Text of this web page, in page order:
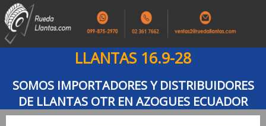
LLANTAS 16.9-28
SOMOS IMPORTADORES Y DISTRIBUIDORES
DE LLANTAS OTR EN AZOGUES ECUADOR